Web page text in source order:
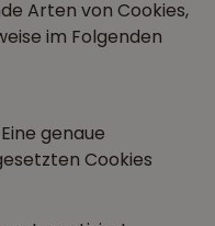
Arten von Cookies,
im Folgenden
genaue
Cookies